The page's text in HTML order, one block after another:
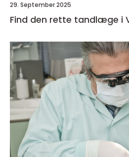
29. September 2025
Find den rette tandlæge i